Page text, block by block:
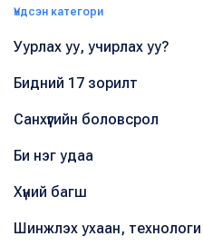
Үндсэн категори
Уурлах уу, учирлах уу?
Бидний 17 зорилт
Санхүүгийн боловсрол
Би нэг удаа
Хүний багш
Шинжлэх ухаан, технологи